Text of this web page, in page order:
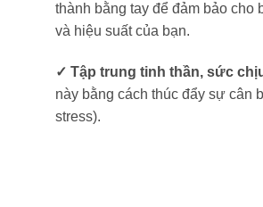
thành bằng tay để đảm bảo
và hiệu suất của bạn.
✓ Tập trung tinh thần, sức
này bằng cách thúc đẩy sự cân
stress).